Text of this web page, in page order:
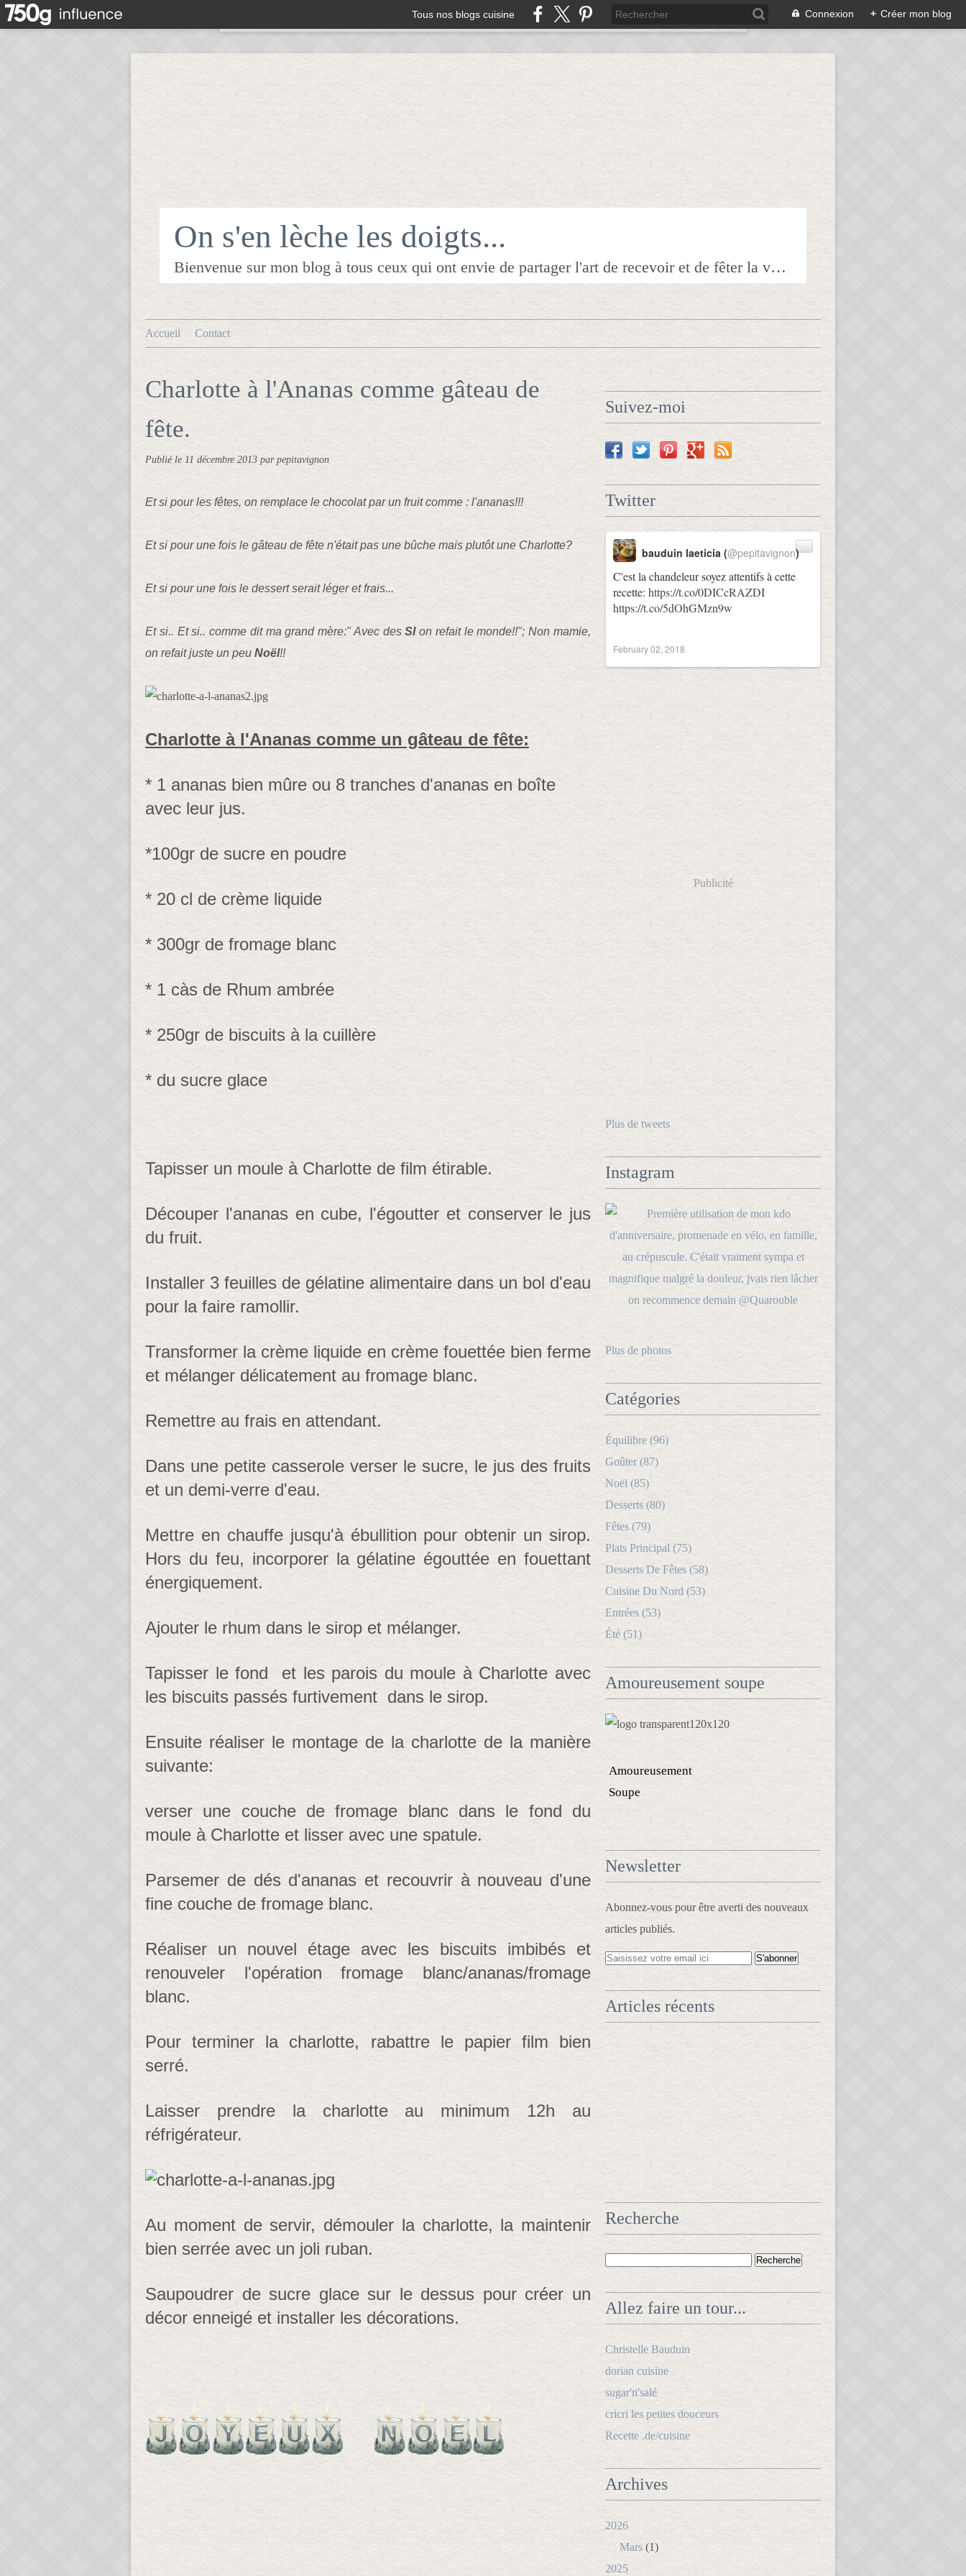
Tous nos blogs cuisine Connexion + Créer mon blog
On s'en lèche les doigts...
Bienvenue sur mon blog à tous ceux qui ont envie de partager l'art de recevoir et de fêter la veille le lendemain.Pour tous les épicuriens, hédonistes et autres amoureux de la bonne chair!!!!j'espère que vous trouverez mes astuces et mes recettes amusantes et que vous prendrez plaisir à les réaliser.n'hésitez surtout pas à me laisser vos réactions ou vos suggestions pour que tout le monde en profite!!!allez maintenant tous à table!!! Pepitavignon.
Accueil Contact
Charlotte à l'Ananas comme gâteau de
fête.
Publié le 11 décembre 2013par pepitavignon
Et si pour les fêtes, on remplace le chocolat par un fruit comme : l'ananas!!!
Et si pour une fois le gâteau de fête n'était pas une bûche mais plutôt une Charlotte?
Et si pour une fois le dessert serait léger et frais...
Et si.. Et si.. comme dit ma grand mère:" Avec desSIon refait le monde!!"; Non mamie,
on refait juste un peu Noël!!
Charlotte à l'Ananas comme un gâteau de fête:
* 1 ananas bien mûre ou 8 tranches d'ananas en boîte
avec leur jus.
*100gr de sucre en poudre
* 20 cl de crème liquide
* 300gr de fromage blanc
* 1 càs de Rhum ambrée
* 250gr de biscuits à la cuillère
* du sucre glace
Tapisser un moule à Charlotte de film étirable.
Découper l'ananas en cube, l'égoutter et conserver le jus
du fruit.
Installer 3 feuilles de gélatine alimentaire dans un bol d'eau
pour la faire ramollir.
Transformer la crème liquide en crème fouettée bien ferme
et mélanger délicatement au fromage blanc.
Remettre au frais en attendant.
Dans une petite casserole verser le sucre, le jus des fruits
et un demi-verre d'eau.
Mettre en chauffe jusqu'à ébullition pour obtenir un sirop.
Hors du feu, incorporer la gélatine égouttée en fouettant
énergiquement.
Ajouter le rhum dans le sirop et mélanger.
Tapisser le fond et les parois du moule à Charlotte avec
les biscuits passés furtivement dans le sirop.
Ensuite réaliser le montage de la charlotte de la manière
suivante:
verser une couche de fromage blanc dans le fond du
moule à Charlotte et lisser avec une spatule.
Parsemer de dés d'ananas et recouvrir à nouveau d'une
fine couche de fromage blanc.
Réaliser un nouvel étage avec les biscuits imbibés et
renouveler l'opération fromage blanc/ananas/fromage
blanc.
Pour terminer la charlotte, rabattre le papier film bien
serré.
Laisser prendre la charlotte au minimum 12h au
réfrigérateur.
Au moment de servir, démouler la charlotte, la maintenir
bien serrée avec un joli ruban.
Saupoudrer de sucre glace sur le dessus pour créer un
décor enneigé et installer les décorations.
Suivez-moi
Twitter
C'est la chandeleur soyez attentifs à cette
recette: https://t.co/0DICcRAZDI
https://t.co/5dOhGMzn9w
bauduin laeticia (@pepitavignon)
February 02, 2018
Publicité
Plus de tweets
Instagram
Plus de photos
Catégories
Équilibre (96)
Goûter (87)
Noël (85)
Desserts (80)
Fêtes (79)
Plats Principal (75)
Desserts De Fêtes (58)
Cuisine Du Nord (53)
Entrées (53)
Été (51)
Amoureusement soupe
Amoureusement
Soupe
Newsletter
Abonnez-vous pour être averti des nouveaux
articles publiés.
Articles récents
Recherche
Allez faire un tour...
Christelle Bauduin
dorian cuisine
sugar'n'salé
cricri les petites douceurs
Recette .de/cuisine
Archives
2026
Mars (1)
2025